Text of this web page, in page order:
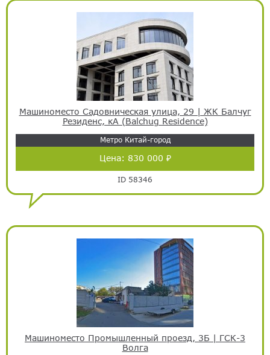
Машиноместо Садовническая улица, 29 | ЖК Балчуг
Резиденс, кА (Balchug Residence)
Метро Китай-город
Цена: 830 000 ₽
ID 58346
Машиноместо Промышленный проезд, 3Б | ГСК-3
Волга